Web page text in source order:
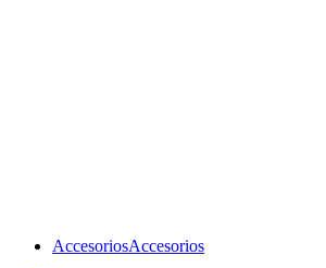
AccesoriosAccesorios